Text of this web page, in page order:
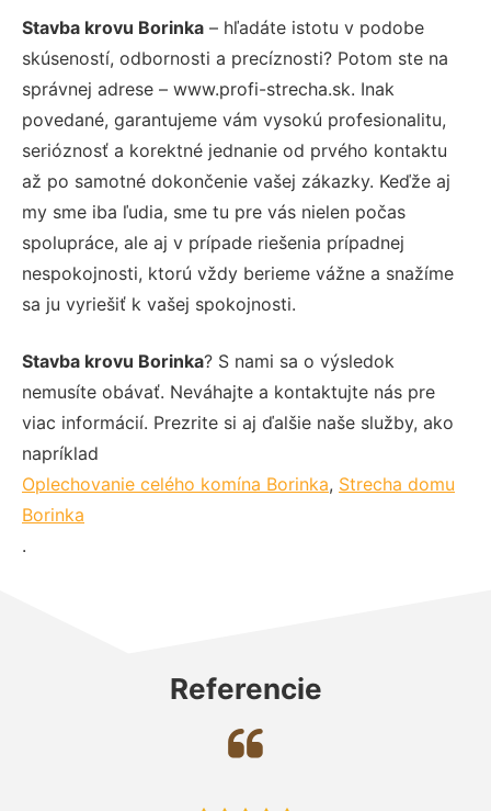
Stavba krovu Borinka – hľadáte istotu v podobe
skúseností, odbornosti a precíznosti? Potom ste na
správnej adrese – www.profi-strecha.sk. Inak
povedané, garantujeme vám vysokú profesionalitu,
serióznosť a korektné jednanie od prvého kontaktu
až po samotné dokončenie vašej zákazky. Keďže aj
my sme iba ľudia, sme tu pre vás nielen počas
spolupráce, ale aj v prípade riešenia prípadnej
nespokojnosti, ktorú vždy berieme vážne a snažíme
sa ju vyriešiť k vašej spokojnosti.
Stavba krovu Borinka? S nami sa o výsledok
nemusíte obávať. Neváhajte a kontaktujte nás pre
viac informácií. Prezrite si aj ďalšie naše služby, ako
napríklad
Oplechovanie celého komína Borinka, Strecha domu
Borinka
.
Referencie